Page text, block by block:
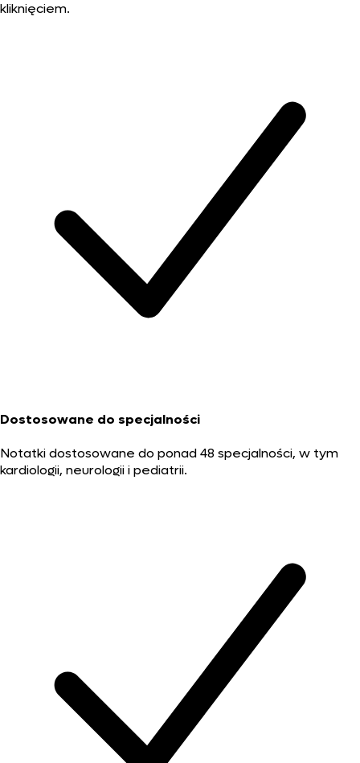
kliknięciem.
Dostosowane do specjalności
Notatki dostosowane do ponad 48 specjalności, w tym
kardiologii, neurologii i pediatrii.